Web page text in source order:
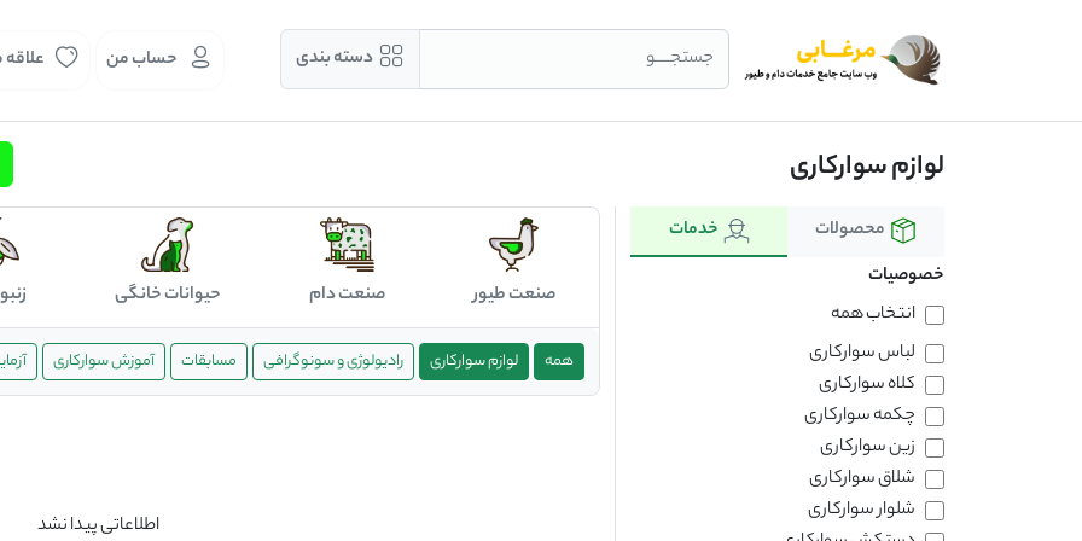
جستجــــو دسته بندی حساب من
لوازم سوارکاری
محصولات
خدمات
خصوصیات
انتخاب همه
لباس سوارکاری
کلاه سوارکاری
چکمه سوارکاری
زین سوارکاری
شلاق سوارکاری
شلوار سوارکاری
صنعت طیور صنعت دام حیوانات خانگی
همه لوازم سوارکاری رادیولوژی و سونوگرافی مسابقات آموزش سوارکاری
اطلاعاتی پیدا نشد